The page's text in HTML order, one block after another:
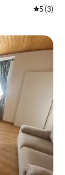
5 (3)